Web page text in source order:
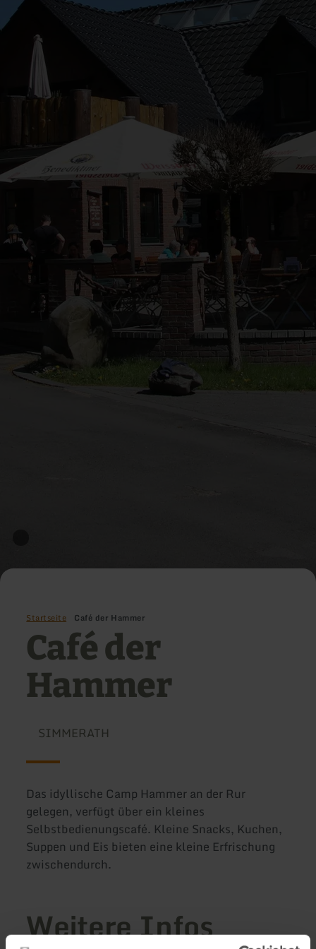
Startseite Café der Hammer
Café der
Hammer
SIMMERATH
Das idyllische Camp Hammer an der Rur
gelegen, verfügt über ein kleines
Selbstbedienungscafé. Kleine Snacks, Kuchen,
Suppen und Eis bieten eine kleine Erfrischung
zwischendurch.
Weitere Infos